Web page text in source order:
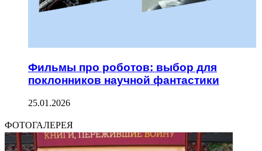
Фильмы про роботов: выбор для
поклонников научной фантастики
25.01.2026
ФОТОГАЛЕРЕЯ